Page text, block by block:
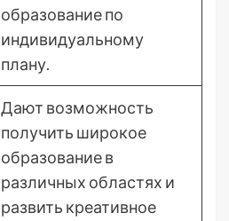
образование по
индивидуальному
плану.
Дают возможность
получить широкое
образование в
различных областях и
развить креативное